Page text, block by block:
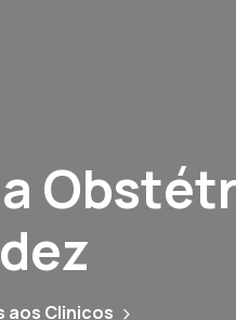
aos Clinicos